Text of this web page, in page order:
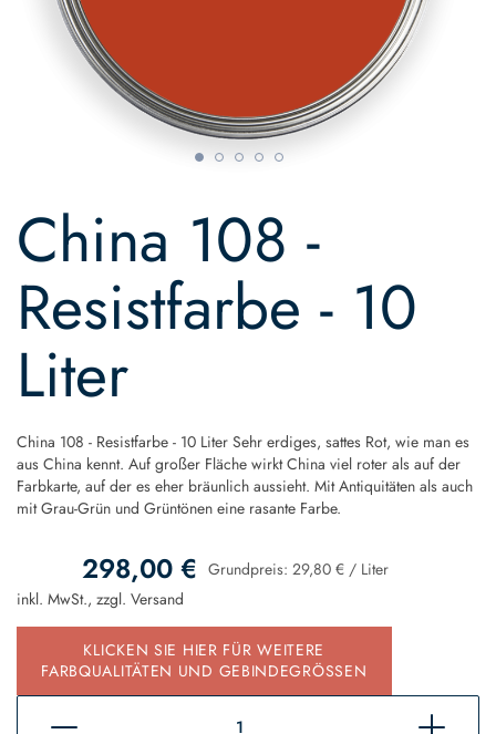
China 108 -
Resistfarbe - 10
Liter
China 108 - Resistfarbe - 10 Liter Sehr erdiges, sattes Rot, wie man es
aus China kennt. Auf großer Fläche wirkt China viel roter als auf der
Farbkarte, auf der es eher bräunlich aussieht. Mit Antiquitäten als auch
mit Grau-Grün und Grüntönen eine rasante Farbe.
298,00 € Grundpreis: 29,80 € / Liter
inkl. MwSt., zzgl. Versand
KLICKEN SIE HIER FÜR WEITERE
FARBQUALITÄTEN UND GEBINDEGRÖSSEN
the
beginning
the
images